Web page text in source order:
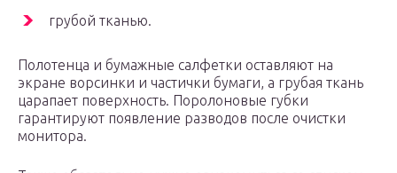
грубой тканью.
Полотенца и бумажные салфетки оставляют на
экране ворсинки и частички бумаги, а грубая ткань
царапает поверхность. Поролоновые губки
гарантируют появление разводов после очистки
монитора.